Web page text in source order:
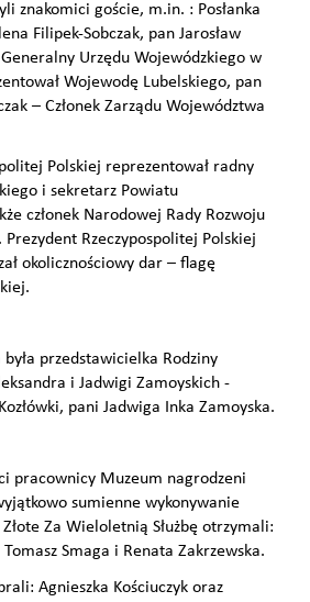
znakomici goście, m.in. : Posłanka
Filipek-Sobczak, pan Jarosław
Urzędu Wojewódzkiego w
Wojewodę Lubelskiego, pan
– Członek Zarządu Województwa
Polskiej reprezentował radny
i sekretarz Powiatu
członek Narodowej Rady Rozwoju
Prezydent Rzeczypospolitej Polskiej
okolicznościowy dar – flagę
przedstawicielka Rodziny
i Jadwigi Zamoyskich -
pani Jadwiga Inka Zamoyska.
pracownicy Muzeum nagrodzeni
sumienne wykonywanie
Za Wieloletnią Służbę otrzymali:
Smaga i Renata Zakrzewska.
Agnieszka Kościuczyk oraz